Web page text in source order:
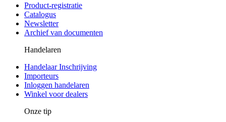
Product-registratie
Catalogus
Newsletter
Archief van documenten
Handelaren
Handelaar Inschrijving
Importeurs
Inloggen handelaren
Winkel voor dealers
Onze tip